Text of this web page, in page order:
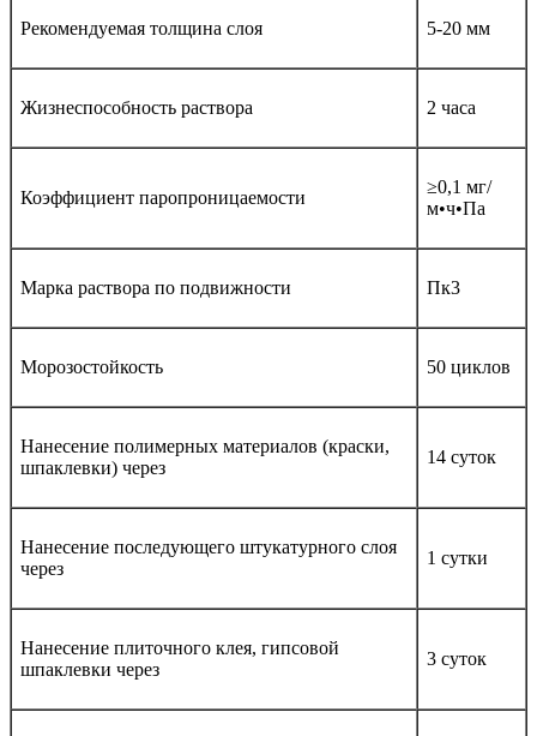
Рекомендуемая толщина слоя 5-20 мм
Жизнеспособность раствора 2 часа
Коэффициент паропроницаемости
≥0,1 мг/
м•ч•Па
Марка раствора по подвижности Пк3
Морозостойкость 50 циклов
Нанесение полимерных материалов (краски,
шпаклевки) через
14 суток
Нанесение последующего штукатурного слоя
через
1 сутки
Нанесение плиточного клея, гипсовой
шпаклевки через
3 суток